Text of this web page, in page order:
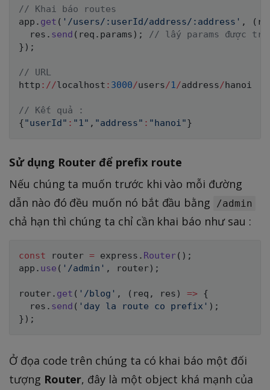
// Khai báo routes
app . get ( '/users/:userId/address/:address' , (
  res
. send ( req . params ) ;
// lấy params được
} ) ;
// URL
http : //localhost : 3000/users/1/address/hanoi
// Kết quả :
{"userId" : "1" , "address" : "hanoi"}
Sử dụng Router để prefix route
Nếu chúng ta muốn trước khi vào mỗi đường
dẫn nào đó đều muốn nó bắt đầu bằng
/admin
chả hạn thì chúng ta chỉ cần khai báo như sau :
const router = express . Router( ) ;
app . use ( '/admin' , router) ;
router. get ( '/blog' , ( req , res ) => {
  res
. send ( 'day la route co prefix' ) ;
} ) ;
Ở đọa code trên chúng ta có khai báo một đối
tượng Router, đây là một object khá mạnh của